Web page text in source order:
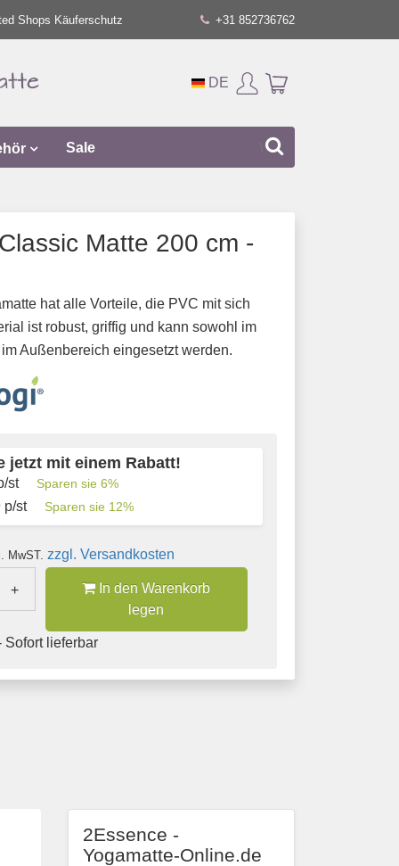
Shops Käuferschutz +31 852736762
DE
Sale
Matte 200 cm -
hat alle Vorteile, die PVC mit sich
ist robust, griffig und kann sowohl im
im Außenbereich eingesetzt werden.
jetzt mit einem Rabatt!
st Sparen sie 6%
p/st Sparen sie 12%
MwST. zzgl. Versandkosten
+
In den Warenkorb
legen
Sofort lieferbar
2Essence -
Yogamatte-Online.de